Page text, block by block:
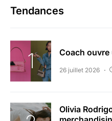
Tendances
Coach ouvre
26 juillet 2026
Olivia